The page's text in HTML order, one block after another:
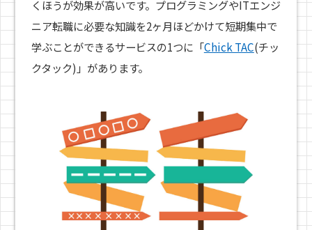
くほうが効果が高いです。プログラミングやITエンジ
ニア転職に必要な知識を2ヶ月ほどかけて短期集中で
学ぶことができるサービスの1つに「Chick TAC(チッ
クタック)」があります。